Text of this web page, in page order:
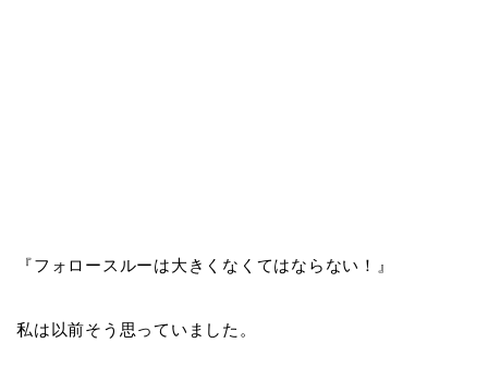
『フォロースルーは大きくなくてはならない ！』
私は以前そう思っていました。